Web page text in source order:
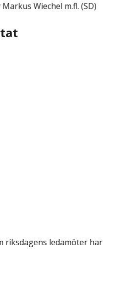
Wiechel m.fl. (SD)
riksdagens ledamöter har